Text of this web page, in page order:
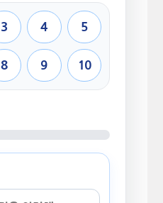
3 4 5
8 9 10